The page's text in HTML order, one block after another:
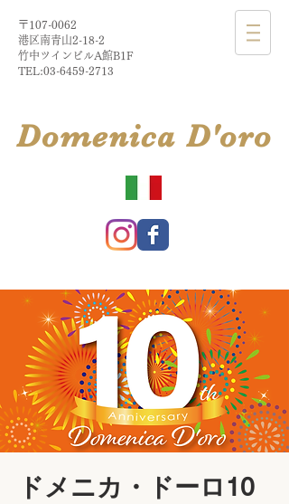
〒107-0062
港区南青山2-18-2​
​竹中ツインビルA館B1F
TEL:03-6459-2713
​DomenicaD'oro
ドメニカ・ドーロ10